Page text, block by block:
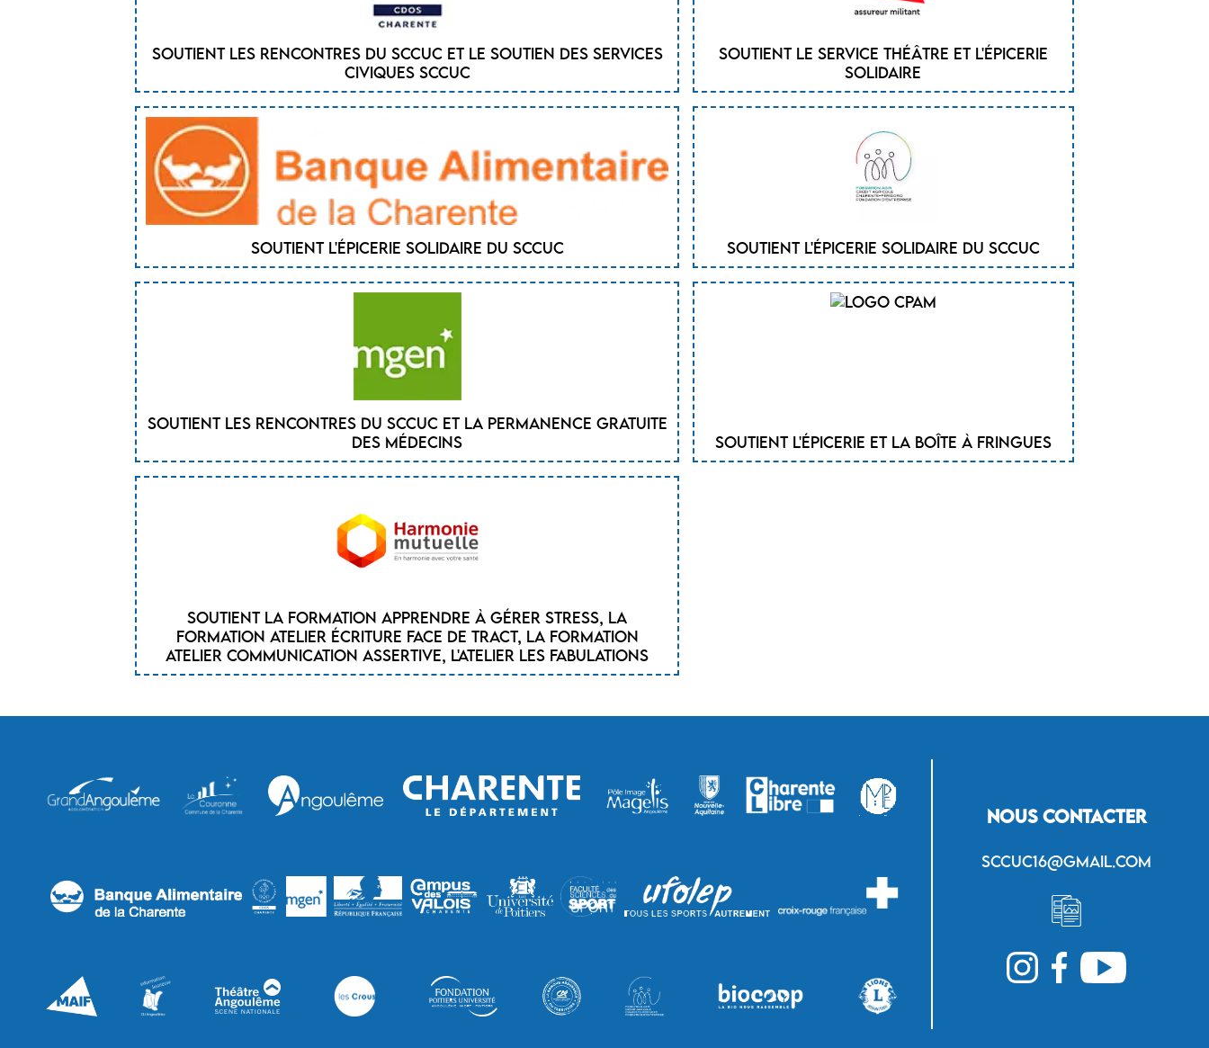
Soutient les rencontres du SCCUC et le soutien des services
civiques SCCUC
Soutient le service théâtre et l'épicerie
solidaire
Soutient l'épicerie solidaire du SCCUC Soutient l'épicerie solidaire du SCCUC
Soutient les rencontres du SCCUC et la permanence gratuite
des médecins
Soutient l'épicerie et la boîte à fringues
Soutient la formation Apprendre à gérer stress, la
formation Atelier écriture face de tract, la formation
Atelier communication assertive, l'atelier Les fabulations
Nous contacter
sccuc16@gmail.com